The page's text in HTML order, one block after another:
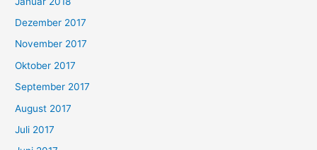
Dezember 2017
November 2017
Oktober 2017
September 2017
August 2017
Juli 2017